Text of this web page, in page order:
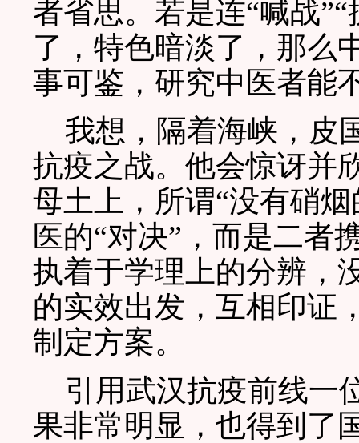
者省思。若是连“喊战
了，特色暗淡了，那么
事可鉴，研究中医者能
我想，隔着海峡，皮
抗疫之战。他会惊讶并
母土上，所谓“没有硝
医的“对决”，而是二
执着于学理上的分辨，
的实效出发，互相印证
制定方案。
引用武汉抗疫前线一
果非常明显，也得到了